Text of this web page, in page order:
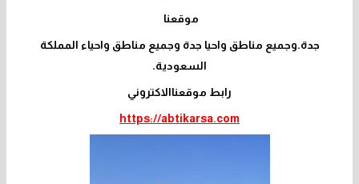
موقعنا
جدة.وجميع مناطق واحيا جدة وجميع مناطق واحياء المملكة
السعودية.
رابط موقعناالاكتروني
https://abtikarsa.com